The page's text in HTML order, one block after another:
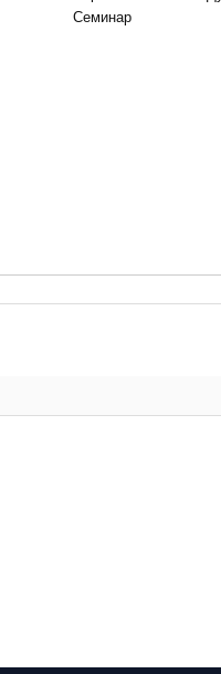
Семинар